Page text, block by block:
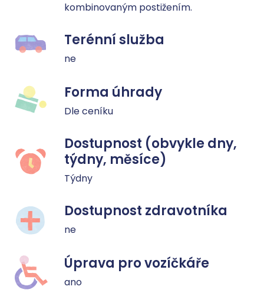
kombinovaným postižením.
Terénní služba
ne
Forma úhrady
Dle ceníku
Dostupnost (obvykle dny,
týdny, měsíce)
Týdny
Dostupnost zdravotníka
ne
Úprava pro vozíčkáře
ano